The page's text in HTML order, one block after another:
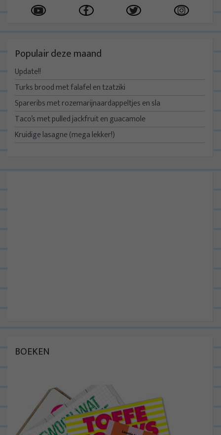
Populair deze maand
Update!!
Turks brood met falafel en tzatziki
Spareribs met rozemarijnaardappeltjes en sla
Taco’s met pulled jackfruit en guacamole
Kruidige lasagne (mega lekker!)
BOEKEN